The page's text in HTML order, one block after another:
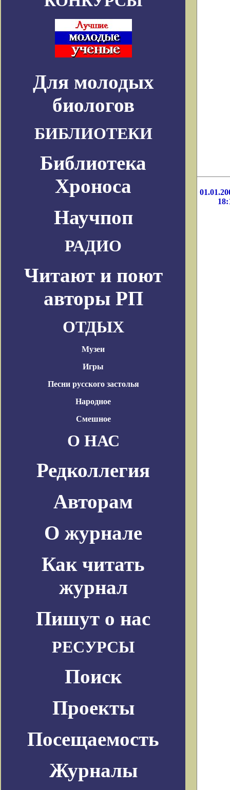
Для молодых
биологов
БИБЛИОТЕКИ
Библиотека
Хроноса
Научпоп
РАДИО
Читают и поют
авторы РП
ОТДЫХ
Музеи
Игры
Песни русского застолья
Народное
Смешное
О НАС
Редколлегия
Авторам
О журнале
Как читать
журнал
Пишут о нас
РЕСУРСЫ
Поиск
Проекты
Посещаемость
Журналы